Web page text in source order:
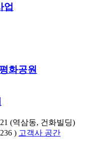
업
화공원
(역삼동, 건화빌딩)
) 고객사 공간